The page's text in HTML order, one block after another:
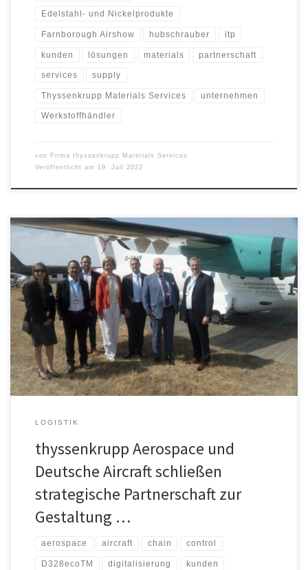
Edelstahl- und Nickelprodukte
Farnborough Airshow hubschrauber itp
kunden lösungen materials partnerschaft
services supply
Thyssenkrupp Materials Services unternehmen
Werkstoffhändler
von Firma thyssenkrupp Materials Services
Veröffentlicht am
19. Juli 2022
Die Deutsche Aircraft und thyssenkrupp Aerospace geben heute
bekannt, dass sie eine strategische Partnerschaft zur Entwicklung
einer Materiallieferkettenlösung für das Flugzeug D328ecoTM
eingehen. thyssenkrupp Aerospace, ein Unternehmen von
thyssenkrupp Materials Services, wird für die Gestaltung der
Materialplanungs- und Beschaffungsprozesse zwischen mehreren
Material- und Unterlieferanten verantwortlich sein. Die Supply-
Chain-Experten von thyssenkrupp […]
LOGISTIK
thyssenkrupp Aerospace und
Deutsche Aircraft schließen
strategische Partnerschaft zur
Gestaltung …
aerospace aircraft chain control
D328ecoTM digitalisierung kunden